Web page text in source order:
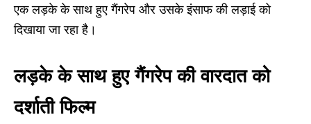
एक लड़के के साथ हुए गैंगरेप और उसके इंसाफ की लड़ाई को
दिखाया जा रहा है।
लड़के के साथ हुए गैंगरेप की वारदात को
दर्शाती फिल्म